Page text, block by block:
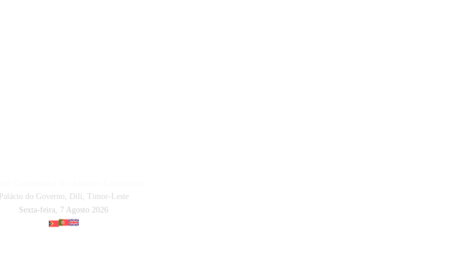
Palácio do Governo, Dili, Timor-Leste
Sexta-feira, 7 Agosto 2026